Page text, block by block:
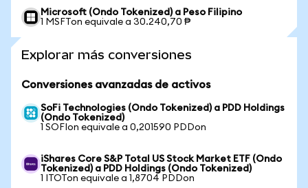
Microsoft (Ondo Tokenized) a Peso Filipino
1 MSFTon equivale a 30.240,70 ₱
Explorar más conversiones
Conversiones avanzadas de activos
SoFi Technologies (Ondo Tokenized) a PDD Holdings
(Ondo Tokenized)
1 SOFIon equivale a 0,201590 PDDon
iShares Core S&P Total US Stock Market ETF (Ondo
Tokenized) a PDD Holdings (Ondo Tokenized)
1 ITOTon equivale a 1,8704 PDDon